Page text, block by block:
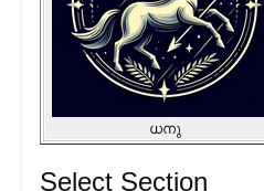
ധനു
Select Section